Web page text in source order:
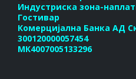
Индустриска зона-
Гостивар
Комерцијална Банка АД
300120000057454
МК4007005133296